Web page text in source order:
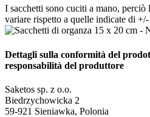
I sacchetti sono cuciti a mano,
variare rispetto a quelle indicate di
Dettagli sulla conformità del
responsabilità del produttore
Saketos sp. z o.o.
Biedrzychowicka 2
59-921 Sieniawka, Polonia